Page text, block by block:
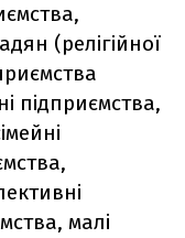
(релігійної
підприємства,
малі